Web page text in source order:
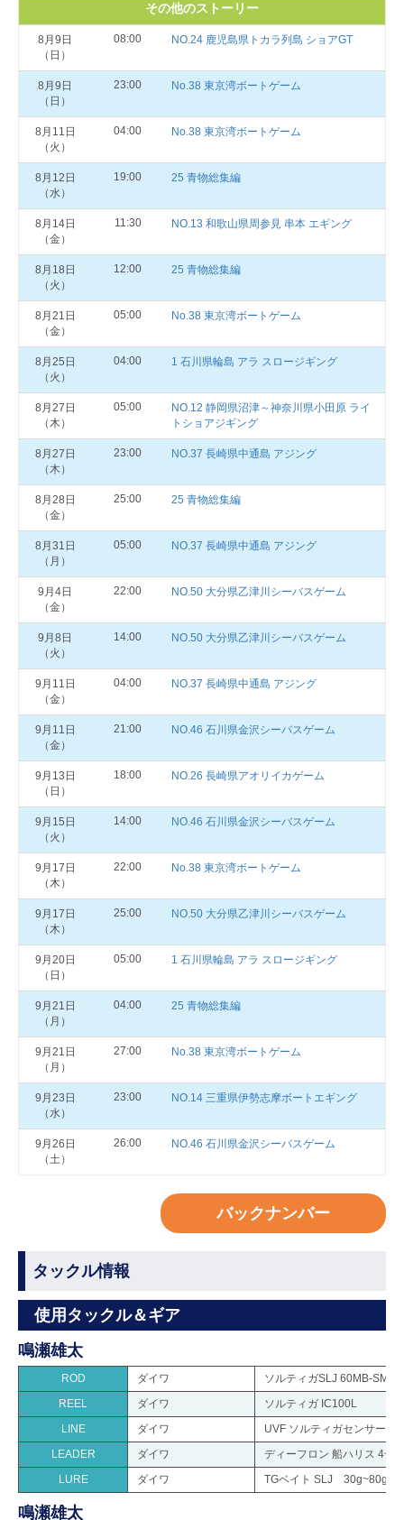
その他のストーリー
8月9日
（日）
08:00 NO.24 鹿児島県トカラ列島 ショアGT
8月9日
（日）
23:00 No.38 東京湾ボートゲーム
8月11日
（火）
04:00 No.38 東京湾ボートゲーム
8月12日
（水）
19:00 25 青物総集編
8月14日
（金）
11:30 NO.13 和歌山県周参見 串本 エギング
8月18日
（火）
12:00 25 青物総集編
8月21日
（金）
05:00 No.38 東京湾ボートゲーム
8月25日
（火）
04:00 1 石川県輪島 アラ スロージギング
8月27日
（木）
05:00
NO.12 静岡県沼津～神奈川県小田原 ライ
トショアジギング
8月27日
（木）
23:00 NO.37 長崎県中通島 アジング
8月28日
（金）
25:00 25 青物総集編
8月31日
（月）
05:00 NO.37 長崎県中通島 アジング
9月4日
（金）
22:00 NO.50 大分県乙津川シーバスゲーム
9月8日
（火）
14:00 NO.50 大分県乙津川シーバスゲーム
9月11日
（金）
04:00 NO.37 長崎県中通島 アジング
9月11日
（金）
21:00 NO.46 石川県金沢シーバスゲーム
9月13日
（日）
18:00 NO.26 長崎県アオリイカゲーム
9月15日
（火）
14:00 NO.46 石川県金沢シーバスゲーム
9月17日
（木）
22:00 No.38 東京湾ボートゲーム
9月17日
（木）
25:00 NO.50 大分県乙津川シーバスゲーム
9月20日
（日）
05:00 1 石川県輪島 アラ スロージギング
9月21日
（月）
04:00 25 青物総集編
9月21日
（月）
27:00 No.38 東京湾ボートゲーム
9月23日
（水）
23:00 NO.14 三重県伊勢志摩ボートエギング
9月26日
（土）
26:00 NO.46 石川県金沢シーバスゲーム
バックナンバー
タックル情報
使用タックル＆ギア
鳴瀬雄太
ROD ダイワ
ソルティガSLJ 60MB-SMT
REEL
ダイワ
ソルティガ IC100L
LINE
ダイワ
UVF ソルティガセンサー
LEADER
ダイワ
ディーフロン 船ハリス 4号
LURE
ダイワ TGベイト SLJ 30g~80g
鳴瀬雄太